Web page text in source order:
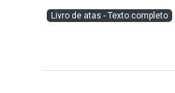
Livro de atas - Texto completo